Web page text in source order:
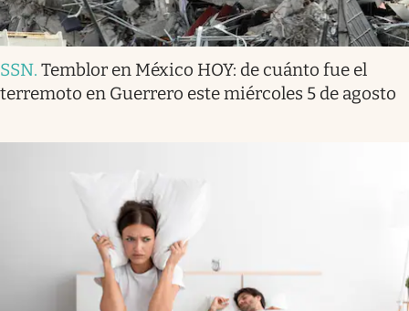
SSN. Temblor en México HOY: de cuánto fue el
terremoto en Guerrero este miércoles 5 de agosto